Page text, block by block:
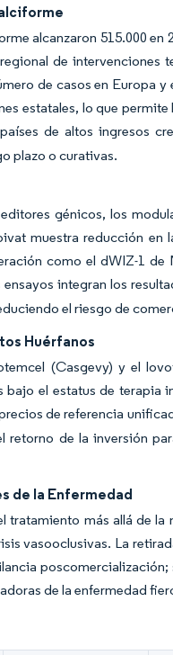
alcanzaron 515.000 en
de
de casos en Europa
estatales, lo que
de altos ingresos
plazo o curativas.
génicos, los
muestra reducción
como el dWIZ-1
ensayos integran los
el riesgo de
Huérfanos
(Casgevy) y el
el estatus de terapia
de referencia
de la inversión
de la Enfermedad
tratamiento más allá de
vasooclusivas. La
de la enfermedad